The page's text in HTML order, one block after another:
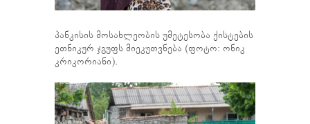
პანკისის მოსახლეობის უმეტესობა ქისტების
ეთნიკურ ჯგუფს მიეკუთვნება (ფოტო: ონიკ
კრიკორიანი).